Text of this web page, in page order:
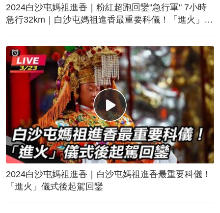
2024白沙屯媽祖進香｜粉紅超跑回鑾"急行軍" 7小時
急行32km｜白沙屯媽祖進香最重要科儀！「進火」儀
2024白沙屯媽祖進香｜白沙屯媽祖進香最重要科儀！
「進火」儀式後起駕回鑾